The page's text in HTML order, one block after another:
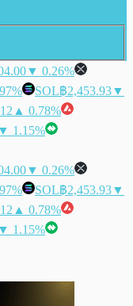
▼ 0.26%
SOL฿2,453.93▼
▲ 0.78%
▼ 1.15%
▼ 0.26%
SOL฿2,453.93▼
▲ 0.78%
▼ 1.15%